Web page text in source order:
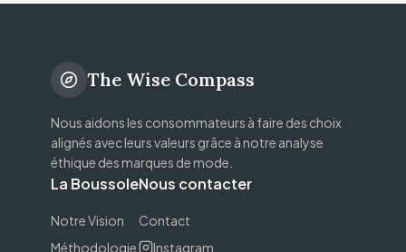
The Wise Compass
Nous aidons les consommateurs à faire des choix
alignés avec leurs valeurs grâce à notre analyse
éthique des marques de mode.
La Boussole
Notre Vision
Méthodologie
Nous contacter
Contact
Instagram